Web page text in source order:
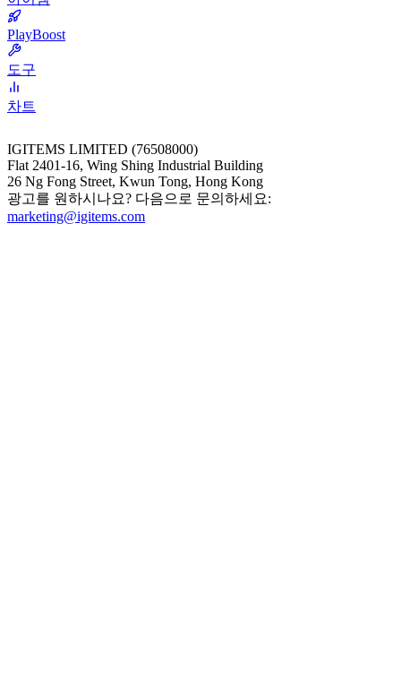
PlayBoost
도구
차트
IGITEMS LIMITED (76508000)
Flat 2401-16, Wing Shing Industrial Building
26 Ng Fong Street, Kwun Tong, Hong Kong
광고를 원하시나요? 다음으로 문의하세요:
marketing@igitems.com